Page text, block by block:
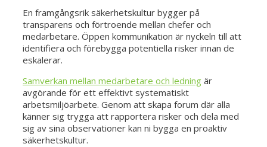
En framgångsrik säkerhetskultur bygger på
transparens och förtroende mellan chefer och
medarbetare. Öppen kommunikation är nyckeln till att
identifiera och förebygga potentiella risker innan de
eskalerar.
Samverkan mellan medarbetare och ledning är
avgörande för ett effektivt systematiskt
arbetsmiljöarbete. Genom att skapa forum där alla
känner sig trygga att rapportera risker och dela med
sig av sina observationer kan ni bygga en proaktiv
säkerhetskultur.